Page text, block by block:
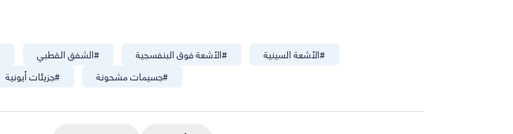
#الشفق القطبي #الأشعة فوق البنفسجية #الأشعة السينية
#جزيئات أيونية #جسيمات مشحونة